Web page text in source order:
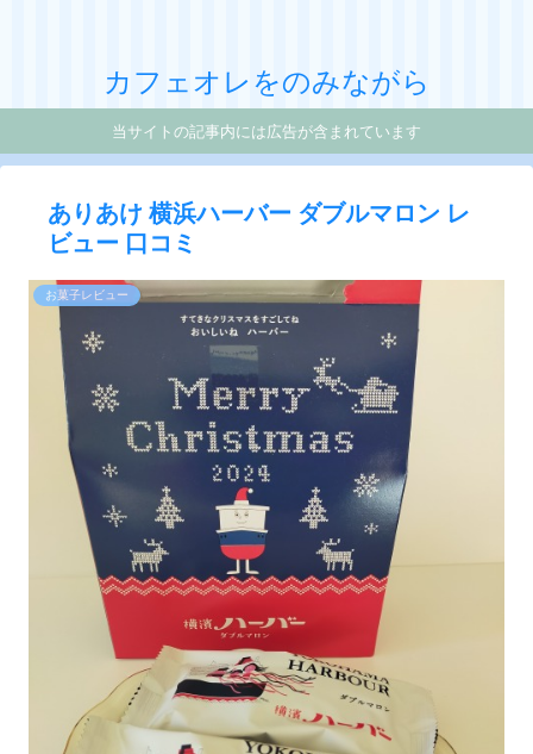
カフェオレをのみながら
当サイトの記事内には広告が含まれています
ありあけ 横浜ハーバー ダブルマロン レ
ビュー 口コミ
お菓子レビュー